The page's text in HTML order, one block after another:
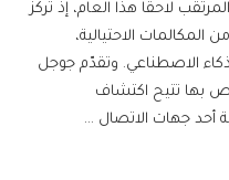
قبل طرح تحديث “أندرويد 17” المرتقب لاحقًا هذا العام، إذ تركز
المكالمات الاحتيالية،
الاصطناعي. وتقدّم جوجل
بها تتيح اكتشاف
أحد جهات الاتصال …